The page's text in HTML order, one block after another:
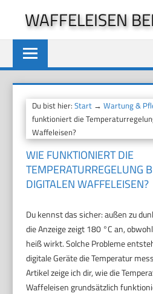
springen
WAFFELEISEN
Du bist hier:Start →Wartung &
funktioniert die
Waffeleisen?
WIE FUNKTIONIERT DIE
TEMPERATURREGELUNG
DIGITALEN WAFFELEISEN?
Du kennst das sicher: außen zu
die Anzeige zeigt 180 °C an,
heiß wirkt. Solche Probleme
digitale Geräte die Temperatur
Artikel zeige ich dir, wie die
Waffeleisen grundsätzlich